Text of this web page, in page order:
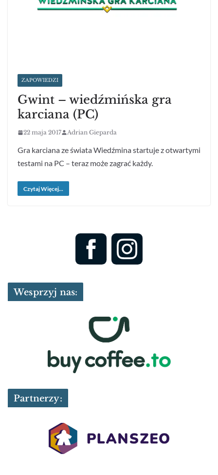
ZAPOWIEDZI
Gwint – wiedźmińska gra
karciana (PC)
22 maja 2017 Adrian Gieparda
Gra karciana ze świata Wiedźmina startuje z otwartymi
testami na PC – teraz może zagrać każdy.
Czytaj Więcej...
Wesprzyj nas:
Partnerzy: